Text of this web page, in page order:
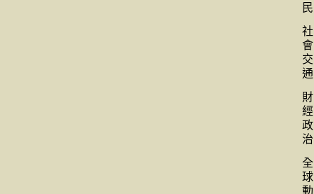
民
社
會
交
通
財
經
政
治
全
球
動